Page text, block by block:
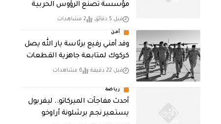
مؤسسة تصنع الرؤوس الحربية
قبل 5 دقائق 2 مشاهدات
أمن
وفد أمني رفيع برئاسة يار الله يصل
كركوك لمتابعة جاهزية القطعات
قبل 22 دقيقة 6 مشاهدات
رياضة
أحدث مفاجآت الميركاتو.. ليفربول
يستعير نجم برشلونة أراوخو